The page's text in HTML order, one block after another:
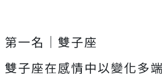
第一名｜雙子座
雙子座在感情中以變化多